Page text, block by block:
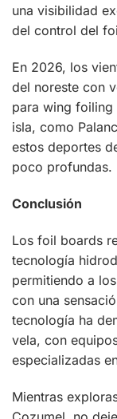
una visibilidad
del control del
En 2026, los
del noreste con
para wing foiling
isla, como
estos deportes
poco profundas.
Conclusión
Los foil boards
tecnología
permitiendo a
con una
tecnología ha
vela, con
especializadas
Mientras